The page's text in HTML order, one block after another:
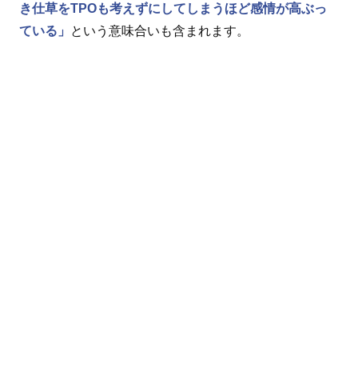
き仕草をTPOも考えずにしてしまうほど感情が高ぶっ
ている」
という意味合いも含まれます。